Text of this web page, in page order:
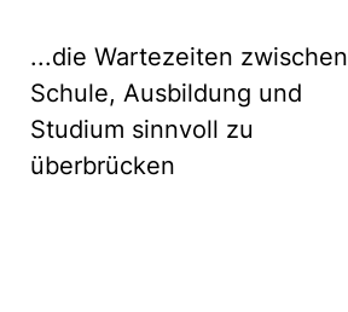
...die Wartezeiten zwischen
Schule, Ausbildung und
Studium sinnvoll zu
überbrücken